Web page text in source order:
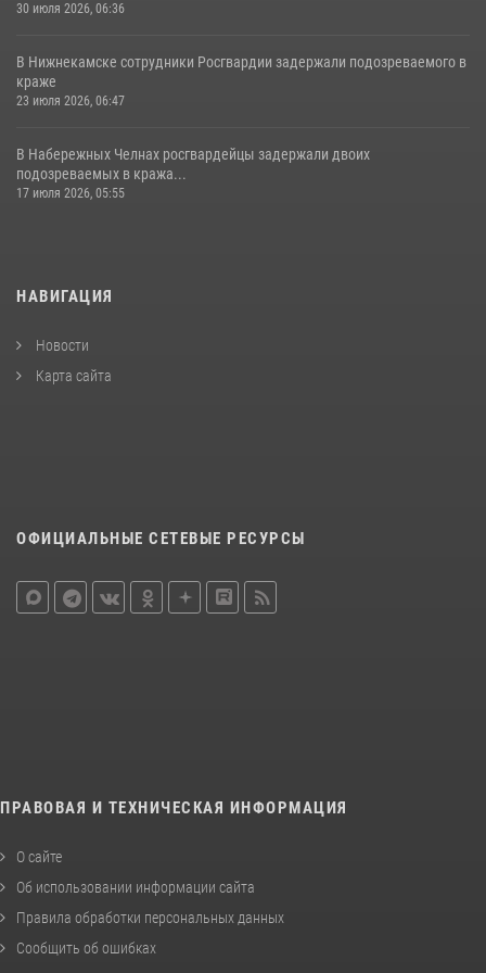
30 июля 2026, 06:36
В Нижнекамске сотрудники Росгвардии задержали подозреваемого в
краже
23 июля 2026, 06:47
В Набережных Челнах росгвардейцы задержали двоих
подозреваемых в кража...
17 июля 2026, 05:55
НАВИГАЦИЯ
Новости
Карта сайта
ОФИЦИАЛЬНЫЕ СЕТЕВЫЕ РЕСУРСЫ
ПРАВОВАЯ И ТЕХНИЧЕСКАЯ ИНФОРМАЦИЯ
О сайте
Об использовании информации сайта
Правила обработки персональных данных
Сообщить об ошибках